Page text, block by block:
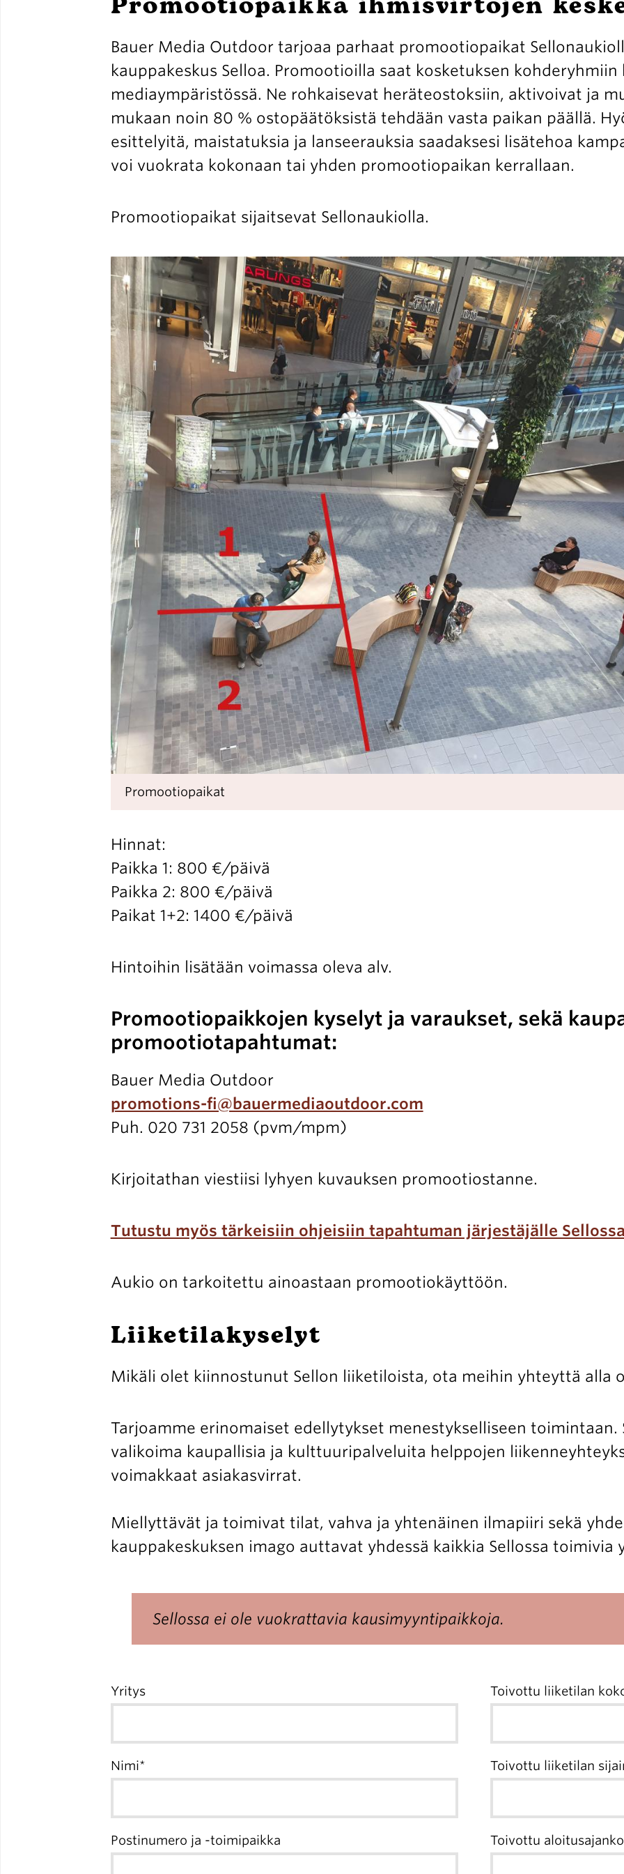
työpaikat
Yhteystiedot
Bauer Media Outdoor tarjoaa parhaat promootiopaikat
kauppakeskus Selloa. Promootioilla saat kosketuksen kohderyhmiin
mediaympäristössä. Ne rohkaisevat heräteostoksiin, aktivoivat ja
mukaan noin 80 % ostopäätöksistä tehdään vasta paikan päällä.
esittelyitä, maistatuksia ja lanseerauksia saadaksesi lisätehoa
voi vuokrata kokonaan tai yhden promootiopaikan kerrallaan.
Promootiopaikat sijaitsevat Sellonaukiolla.
Promootiopaikat
Hinnat:
Paikka 1: 800 €/päivä
Paikka 2: 800 €/päivä
Paikat 1+2: 1400 €/päivä
Hintoihin lisätään voimassa oleva alv.
Promootiopaikkojen kyselyt ja varaukset, sekä
promootiotapahtumat:
Bauer Media Outdoor
promotions-fi@bauermediaoutdoor.com
Puh. 020 731 2058 (pvm/mpm)
Kirjoitathan viestiisi lyhyen kuvauksen promootiostanne.
Tutustu myös tärkeisiin ohjeisiin tapahtuman järjestäjälle Sellossa
Aukio on tarkoitettu ainoastaan promootiokäyttöön.
Liiketilakyselyt
Mikäli olet kiinnostunut Sellon liiketiloista, ota meihin yhteyttä alla
Tarjoamme erinomaiset edellytykset menestykselliseen toimintaan.
valikoima kaupallisia ja kulttuuripalveluita helppojen
voimakkaat asiakasvirrat.
Miellyttävät ja toimivat tilat, vahva ja yhtenäinen ilmapiiri sekä
kauppakeskuksen imago auttavat yhdessä kaikkia Sellossa toimivia
Sellossa ei ole vuokrattavia kausimyyntipaikkoja.
Yritys
Nimi
Postinumero ja -toimipaikka
Toivottu liiketilan
Toivottu liiketilan
Toivottu